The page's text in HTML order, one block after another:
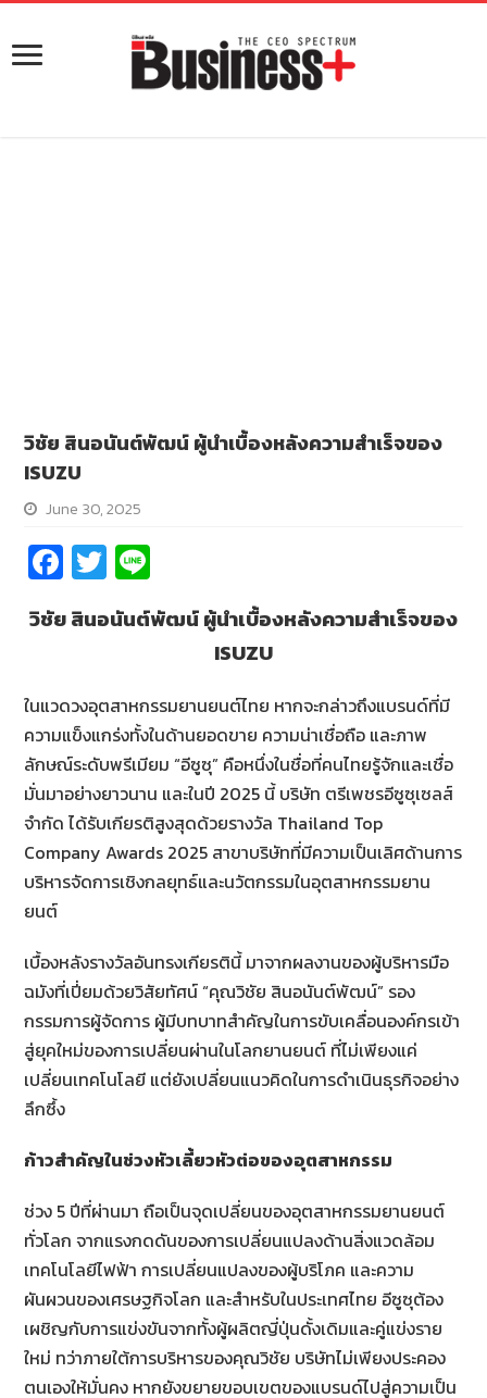
วิชัย สินอนันต์พัฒน์ ผู้นำเบื้องหลังความสำเร็จของ
ISUZU
June 30, 2025
Fa
ce
b
o
k
T
wi
tt
n
e
วิชัย สินอนันต์พัฒน์ ผู้นำเบื้องหลังความสำเร็จของ
ISUZU
ในแวดวงอุตสาหกรรมยานยนต์ไทย หากจะกล่าวถึงแบรนด์ที่มี
ความแข็งแกร่งทั้งในด้านยอดขาย ความน่าเชื่อถือ และภาพ
ลักษณ์ระดับพรีเมียม “อีซูซุ” คือหนึ่งในชื่อที่คนไทยรู้จักและเชื่อ
มั่นมาอย่างยาวนาน และในปี 2025 นี้ บริษัท ตรีเพชรอีซูซุเซลส์
จำกัด ได้รับเกียรติสูงสุดด้วยรางวัล Thailand Top
Company Awards 2025 สาขาบริษัทที่มีความเป็นเลิศด้านการ
บริหารจัดการเชิงกลยุทธ์และนวัตกรรมในอุตสาหกรรมยาน
ยนต์
เบื้องหลังรางวัลอันทรงเกียรตินี้ มาจากผลงานของผู้บริหารมือ
ฉมังที่เปี่ยมด้วยวิสัยทัศน์ “คุณวิชัย สินอนันต์พัฒน์” รอง
กรรมการผู้จัดการ ผู้มีบทบาทสำคัญในการขับเคลื่อนองค์กรเข้า
สู่ยุคใหม่ของการเปลี่ยนผ่านในโลกยานยนต์ ที่ไม่เพียงแค่
เปลี่ยนเทคโนโลยี แต่ยังเปลี่ยนแนวคิดในการดำเนินธุรกิจอย่าง
ลึกซึ้ง
ก้าวสำคัญในช่วงหัวเลี้ยวหัวต่อของอุตสาหกรรม
ช่วง 5 ปีที่ผ่านมา ถือเป็นจุดเปลี่ยนของอุตสาหกรรมยานยนต์
ทั่วโลก จากแรงกดดันของการเปลี่ยนแปลงด้านสิ่งแวดล้อม
เทคโนโลยีไฟฟ้า การเปลี่ยนแปลงของผู้บริโภค และความ
ผันผวนของเศรษฐกิจโลก และสำหรับในประเทศไทย อีซูซุต้อง
เผชิญกับการแข่งขันจากทั้งผู้ผลิตญี่ปุ่นดั้งเดิมและคู่แข่งราย
ใหม่ ทว่าภายใต้การบริหารของคุณวิชัย บริษัทไม่เพียงประคอง
ตนเองให้มั่นคง หากยังขยายขอบเขตของแบรนด์ไปสู่ความเป็น